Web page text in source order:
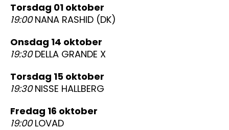
torsdag 01 oktober
19:00NANA RASHID (DK)
onsdag 14 oktober
19:30DELLA GRANDE X
torsdag 15 oktober
19:30NISSE HALLBERG
fredag 16 oktober
19:00LOVAD